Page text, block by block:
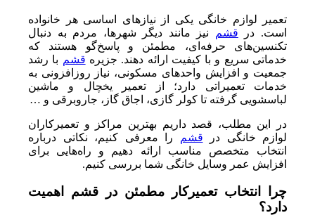
تعمیر لوازم خانگی یکی از نیازهای اساسی هر خانواده
است. در قشم
نیز مانند دیگر شهرها، مردم به دنبال
تکنسین‌های حرفه‌ای، مطمئن و پاسخ‌گو هستند که
خدماتی سریع و با کیفیت ارائه دهند. جزیره قشم با رشد
جمعیت و افزایش واحدهای مسکونی، نیاز روزافزونی به
خدمات تعمیراتی دارد؛ از تعمیر یخچال و ماشین
لباسشویی گرفته تا کولر گازی، اجاق گاز، جاروبرقی و …
در این مطلب، قصد داریم بهترین مراکز و تعمیرکاران
لوازم خانگی در قشم
را معرفی کنیم، نکاتی درباره
انتخاب متخصص مناسب ارائه دهیم و راه‌هایی برای
افزایش عمر وسایل خانگی شما بررسی کنیم.
چرا انتخاب تعمیرکار مطمئن در قشم اهمیت
دارد؟